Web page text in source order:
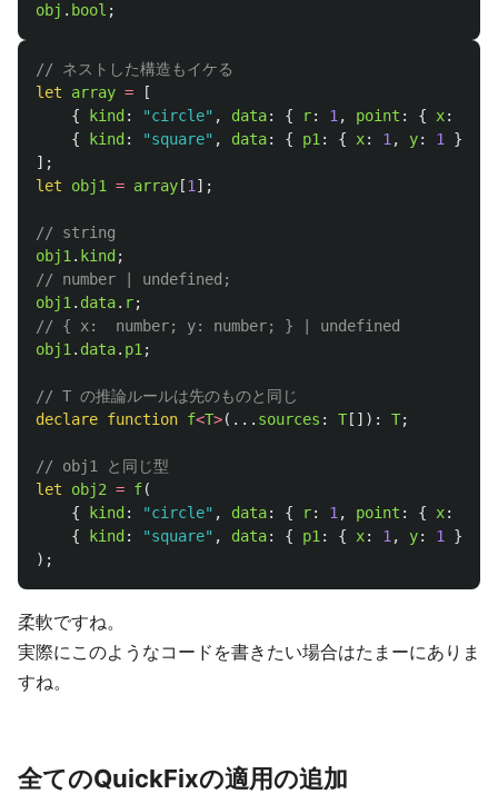
obj . bool ;
// ネストした構造もイケる
let
array =
[
{
kind : "circle" , data: { r: 1 , point : { x:
{
kind : "square" , data: { p1 : { x: 1 , y: 1 },
];
let
obj1 = array [1 ];
// string
obj1 . kind ;
// number | undefined;
obj1 . data. r;
// { x:  number; y: number; } | undefined
obj1 . data. p1 ;
// T の推論ルールは先のものと同じ
declare function f<T>(... sources : T []): T;
// obj1 と同じ型
let
obj2 = f(
{
kind : "circle" , data: { r: 1 , point : { x:
{
kind : "square" , data: { p1 : { x: 1 , y: 1 },
);
柔軟ですね。
実際にこのようなコードを書きたい場合はたまーにありま
すね。
全てのQuickFixの適用の追加